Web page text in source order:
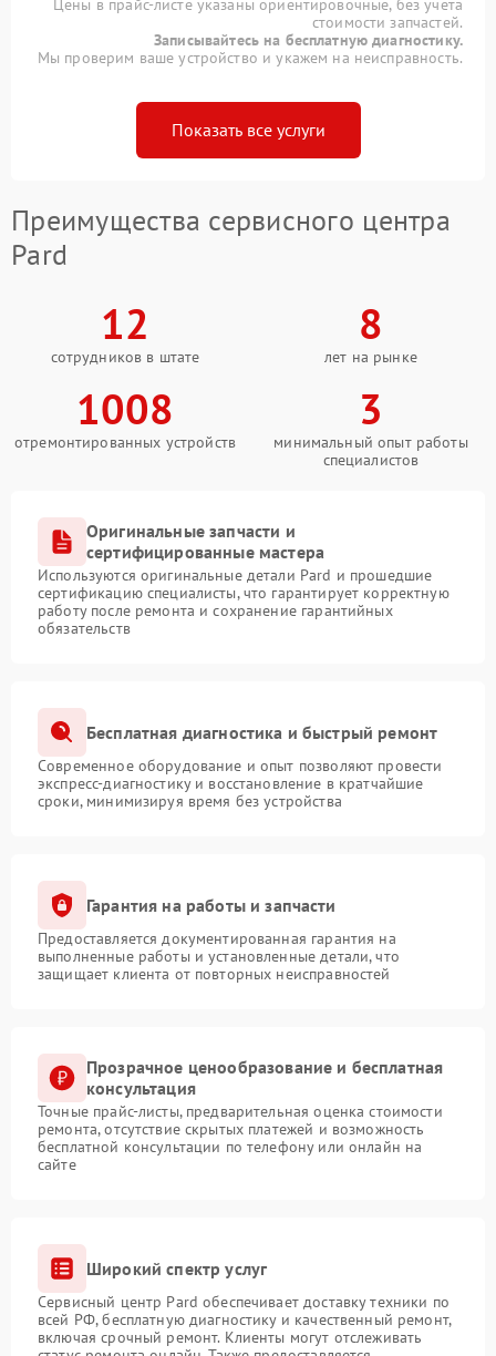
Цены в прайс-листе указаны ориентировочные, без учета
стоимости запчастей.
Записывайтесь на бесплатную диагностику.
Мы проверим ваше устройство и укажем на неисправность.
Показать все услуги
Преимущества сервисного центра
Pard
12
сотрудников в штате
8
лет на рынке
1008
отремонтированных устройств
3
минимальный опыт работы
специалистов
Оригинальные запчасти и
сертифицированные мастера
Используются оригинальные детали Pard и прошедшие
сертификацию специалисты, что гарантирует корректную
работу после ремонта и сохранение гарантийных
обязательств
Бесплатная диагностика и быстрый ремонт
Современное оборудование и опыт позволяют провести
экспресс-диагностику и восстановление в кратчайшие
сроки, минимизируя время без устройства
Гарантия на работы и запчасти
Предоставляется документированная гарантия на
выполненные работы и установленные детали, что
защищает клиента от повторных неисправностей
Прозрачное ценообразование и бесплатная
консультация
Точные прайс-листы, предварительная оценка стоимости
ремонта, отсутствие скрытых платежей и возможность
бесплатной консультации по телефону или онлайн на
сайте
Широкий спектр услуг
Сервисный центр Pard обеспечивает доставку техники по
всей РФ, бесплатную диагностику и качественный ремонт,
включая срочный ремонт. Клиенты могут отслеживать